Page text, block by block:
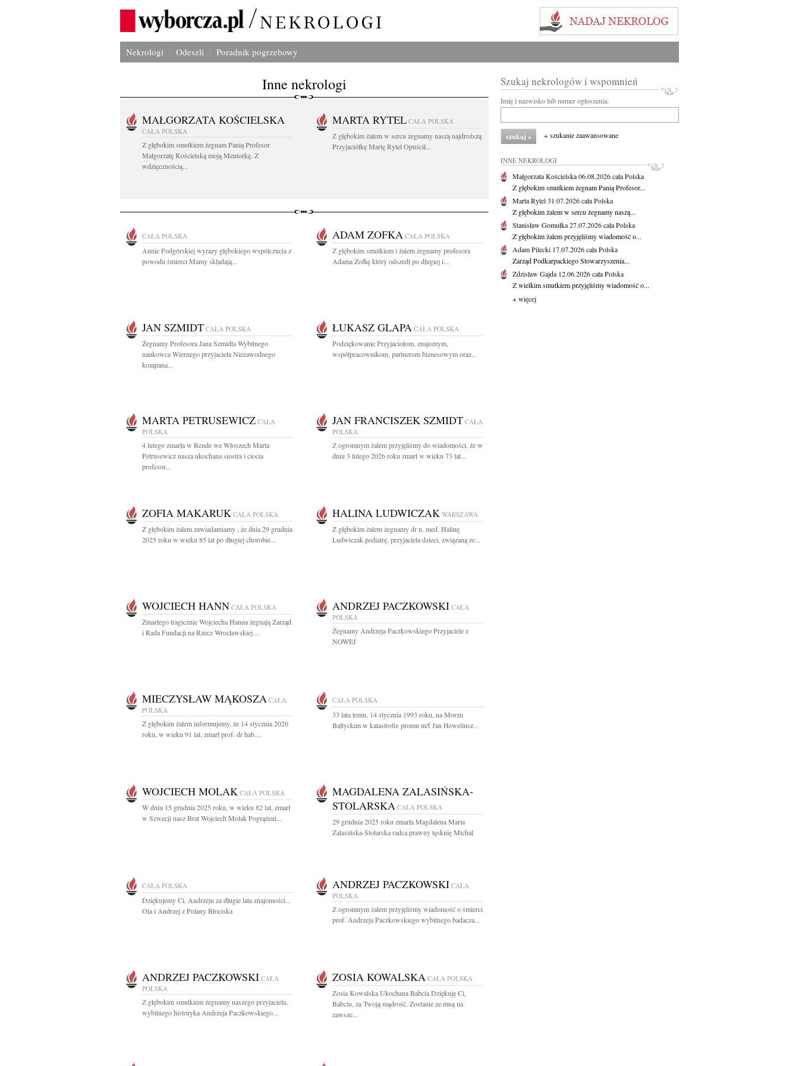
Nekrologi Odeszli Poradnik pogrzebowy
Inne nekrologi
MAŁGORZATA KOŚCIELSKA
CAŁA POLSKA
Z głębokim smutkiem żegnam Panią Profesor
Małgorzatę Kościelską moją Mentorkę. Z
wdzięcznością...
MARTA RYTEL CAŁA POLSKA
Z głębokim żalem w sercu żegnamy naszą najdroższą
Przyjaciółkę Martę Rytel Opuścił...
CAŁA POLSKA
Annie Podgórskiej wyrazy głębokiego współczucia z
powodu śmierci Mamy składają...
ADAM ZOFKA CAŁA POLSKA
Z głębokim smutkiem i żalem żegnamy profesora
Adama Zofkę który odszedł po długiej i...
JAN SZMIDT CAŁA POLSKA
Żegnamy Profesora Jana Szmidta Wybitnego
naukowca Wiernego przyjaciela Niezawodnego
kompana...
ŁUKASZ GLAPA CAŁA POLSKA
Podziękowanie Przyjaciołom, znajomym,
współpracownikom, partnerom biznesowym oraz...
MARTA PETRUSEWICZ CAŁA
POLSKA
4 lutego zmarła w Rende we Włoszech Marta
Petrusewicz nasza ukochana siostra i ciocia
profesor...
JAN FRANCISZEK SZMIDT CAŁA
POLSKA
Z ogromnym żalem przyjęliśmy do wiadomości, że w
dniu 3 lutego 2026 roku zmarł w wieku 73 lat...
ZOFIA MAKARUK CAŁA POLSKA
Z głębokim żalem zawiadamiamy , że dnia 29 grudnia
2025 roku w wieku 85 lat po długiej chorobie...
HALINA LUDWICZAK WARSZAWA
Z głębokim żalem żegnamy dr n. med. Halinę
Ludwiczak pediatrę, przyjaciela dzieci, związaną ze...
WOJCIECH HANN CAŁA POLSKA
Zmarłego tragicznie Wojciecha Hanna żegnają Zarząd
i Rada Fundacji na Rzecz Wrocławskiej...
ANDRZEJ PACZKOWSKI CAŁA
POLSKA
Żegnamy Andrzeja Paczkowskiego Przyjaciele z
NOWEJ
MIECZYSŁAW MĄKOSZA CAŁA
POLSKA
Z głębokim żalem informujemy, że 14 stycznia 2026
roku, w wieku 91 lat, zmarł prof. dr hab....
CAŁA POLSKA
33 lata temu, 14 stycznia 1993 roku, na Morzu
Bałtyckim w katastrofie promu m/f Jan Heweliusz...
WOJCIECH MOLAK CAŁA POLSKA
W dniu 15 grudnia 2025 roku, w wieku 82 lat, zmarł
w Szwecji nasz Brat Wojciech Molak Pogrążeni...
MAGDALENA ZALASIŃSKA-
STOLARSKA CAŁA POLSKA
29 grudnia 2025 roku zmarła Magdalena Maria
Zalasińska-Stolarska radca prawny tęsknię Michał
CAŁA POLSKA
Dziękujemy Ci, Andrzeju za długie lata znajomości...
Ola i Andrzej z Polany Błociska
ANDRZEJ PACZKOWSKI CAŁA
POLSKA
Z ogromnym żalem przyjęliśmy wiadomość o śmierci
prof. Andrzeja Paczkowskiego wybitnego badacza...
ANDRZEJ PACZKOWSKI CAŁA
POLSKA
Z głębokim smutkiem żegnamy naszego przyjaciela,
wybitnego historyka Andrzeja Paczkowskiego...
ZOSIA KOWALSKA CAŁA POLSKA
Zosia Kowalska Ukochana Babcia Dziękuję Ci,
Babciu, za Twoją mądrość. Zostanie ze mną na
zawsze...
Szukaj nekrologów i wspomnień
Imię i nazwisko lub numer ogłoszenia:
+ szukanie zaawansowane
INNE NEKROLOGI
Małgorzata Kościelska06.08.2026cała Polska
Z głębokim smutkiem żegnam Panią Profesor...
Marta Rytel31.07.2026cała Polska
Z głębokim żalem w sercu żegnamy naszą...
Stanisław Gomułka27.07.2026cała Polska
Z głębokim żalem przyjęliśmy wiadomość o...
Adam Pilecki 17.07.2026cała Polska
Zarząd Podkarpackiego Stowarzyszenia...
Zdzisław Gajda 12.06.2026cała Polska
Z wielkim smutkiem przyjęliśmy wiadomość o...
+ więcej